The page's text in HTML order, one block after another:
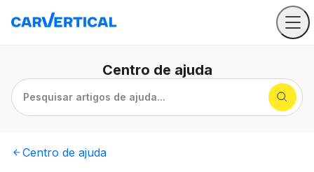
Centro de ajuda
Pesquisar artigos de ajuda...
Centro de ajuda